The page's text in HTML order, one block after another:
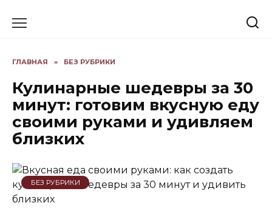
ГЛАВНАЯ » БЕЗ РУБРИКИ
Кулинарные шедевры за 30
минут: готовим вкусную еду
своими руками и удивляем
близких
БЕЗ РУБРИКИ